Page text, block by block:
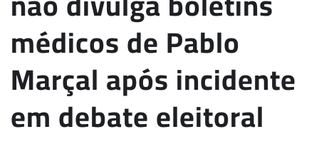
médicos de Pablo
Marçal após incidente
em debate eleitoral